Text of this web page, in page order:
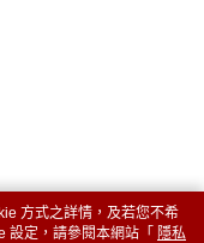
方式之詳情，及若您不希
設定，請參閱本網站「 隱私